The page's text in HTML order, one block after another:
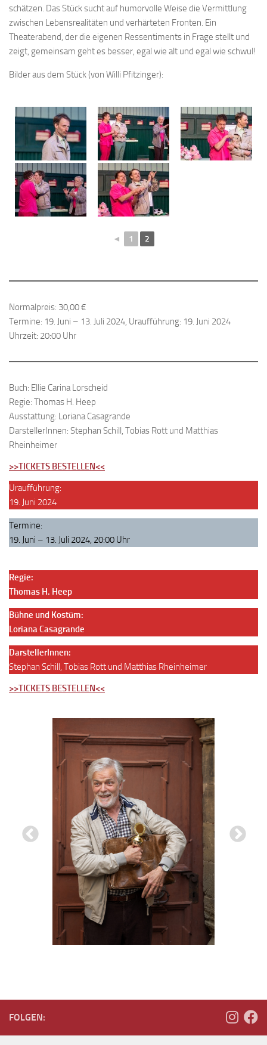
schätzen. Das Stück sucht auf humorvolle Weise die Vermittlung
zwischen Lebensrealitäten und verhärteten Fronten. Ein
Theaterabend, der die eigenen Ressentiments in Frage stellt und
zeigt, gemeinsam geht es besser, egal wie alt und egal wie schwul!
Bilder aus dem Stück (von Willi Pfitzinger):
◄ 1 2
Normalpreis: 30,00 €
Termine: 19. Juni – 13. Juli 2024, Uraufführung: 19. Juni 2024
Uhrzeit: 20:00 Uhr
Buch: Ellie Carina Lorscheid
Regie: Thomas H. Heep
Ausstattung: Loriana Casagrande
DarstellerInnen: Stephan Schill, Tobias Rott und Matthias
Rheinheimer
>>TICKETS BESTELLEN<<
Uraufführung:
19. Juni 2024
Termine:
19. Juni – 13. Juli 2024, 20:00 Uhr
Regie:
Thomas H. Heep
Bühne und Kostüm:
Loriana Casagrande
DarstellerInnen:
Stephan Schill, Tobias Rott und Matthias Rheinheimer
>>TICKETS BESTELLEN<<
Previous Next
FOLGEN: